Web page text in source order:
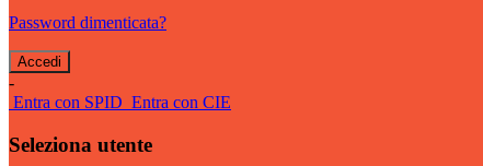
Password dimenticata?
-
Entra con SPID Entra con CIE
Seleziona utente